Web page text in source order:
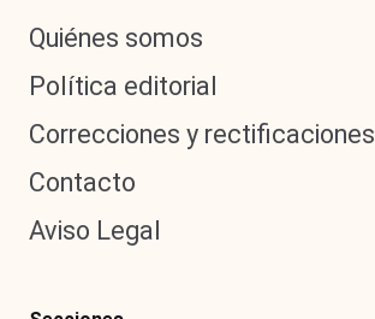
Quiénes somos
Política editorial
Correcciones y rectificaciones
Contacto
Aviso Legal